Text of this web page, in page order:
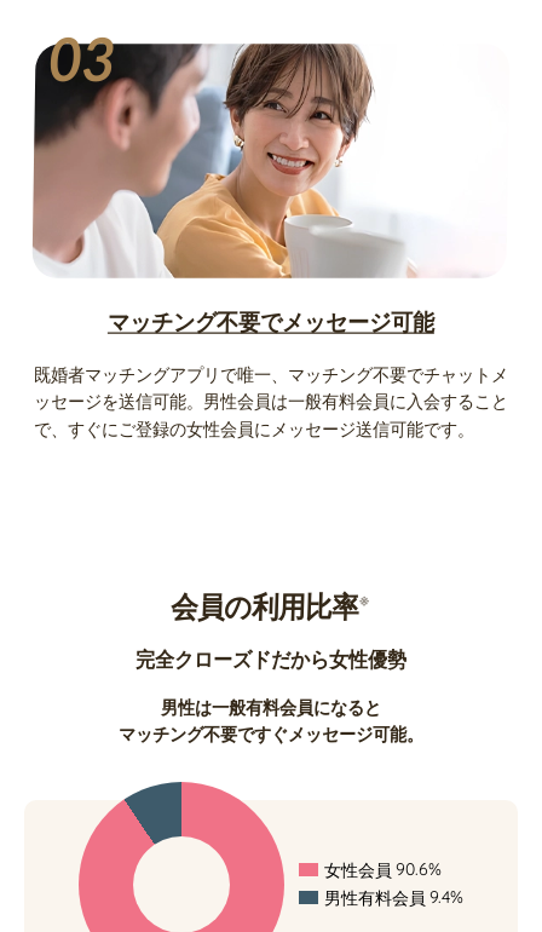
03
マッチング不要でメッセージ可能
既婚者マッチングアプリで唯一、マッチング不要でチャットメ
ッセージを送信可能。男性会員は一般有料会員に入会すること
で、すぐにご登録の女性会員にメッセージ送信可能です。
会員の利用比率※
完全クローズドだから女性優勢
男性は一般有料会員になると
マッチング不要ですぐメッセージ可能。
女性会員 90.6%
男性有料会員 9.4%